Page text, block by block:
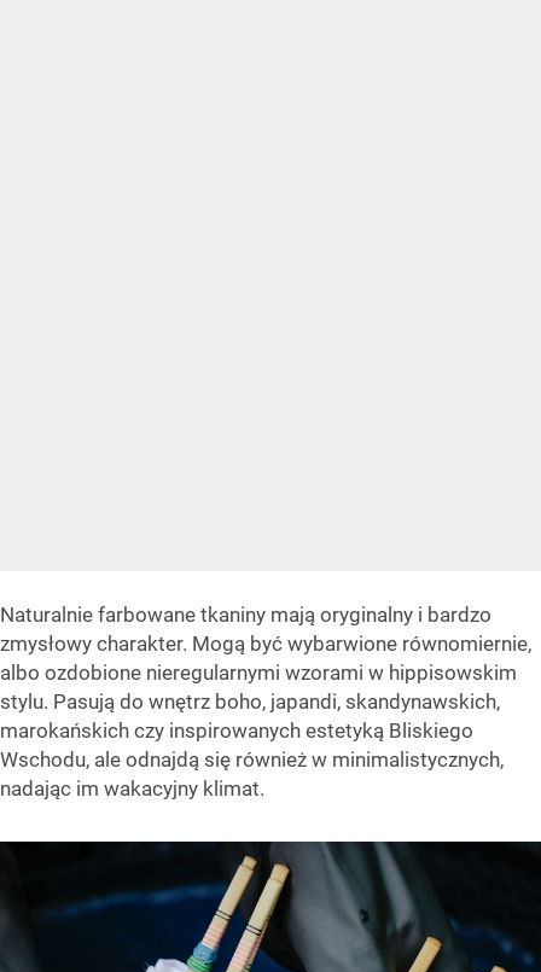
Naturalnie farbowane tkaniny mają oryginalny i bardzo
zmysłowy charakter. Mogą być wybarwione równomiernie,
albo ozdobione nieregularnymi wzorami w hippisowskim
stylu. Pasują do wnętrz boho, japandi, skandynawskich,
marokańskich czy inspirowanych estetyką Bliskiego
Wschodu, ale odnajdą się również w minimalistycznych,
nadając im wakacyjny klimat.